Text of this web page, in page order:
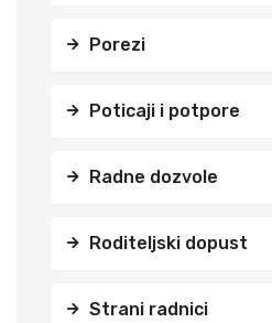
Porezi
Poticaji i potpore
Radne dozvole
Roditeljski dopust
Strani radnici